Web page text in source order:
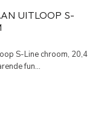
UITLOOP S-
S-Line chroom, 20,4
fun...